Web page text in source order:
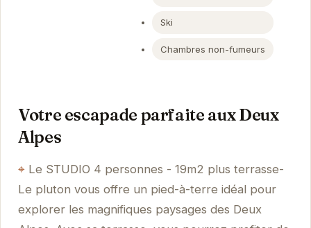
Ski
Chambres non-fumeurs
Votre escapade parfaite aux Deux
Alpes
Le STUDIO 4 personnes - 19m2 plus terrasse-
Le pluton vous offre un pied-à-terre idéal pour
explorer les magnifiques paysages des Deux